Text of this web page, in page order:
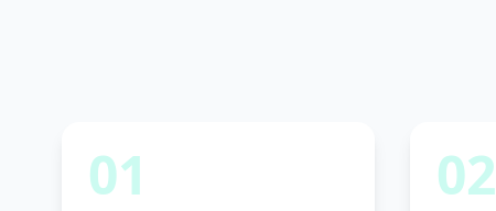
01 02